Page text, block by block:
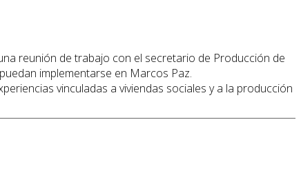
reunión de trabajo con el secretario de Producción de
implementarse en Marcos Paz.
vinculadas a viviendas sociales y a la producción